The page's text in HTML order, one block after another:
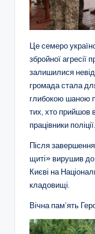
Це семеро
збройної агресії
залишилися
громада стала
глибокою шаною
тих, хто прийшов
працівники поліції.
Після
щиті» вирушив до
Києві на
кладовищі.
Вічна пам’ять